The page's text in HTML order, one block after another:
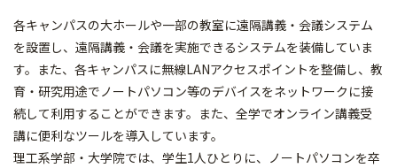
各キャンパスの大ホールや一部の教室に遠隔講義・会議システム
を設置し、遠隔講義・会議を実施できるシステムを装備していま
す。また、各キャンパスに無線LANアクセスポイントを整備し、教
育・研究用途でノートパソコン等のデバイスをネットワークに接
続して利用することができます。また、全学でオンライン講義受
講に便利なツールを導入しています。
理工系学部・大学院では、学生1人ひとりに、ノートパソコンを卒